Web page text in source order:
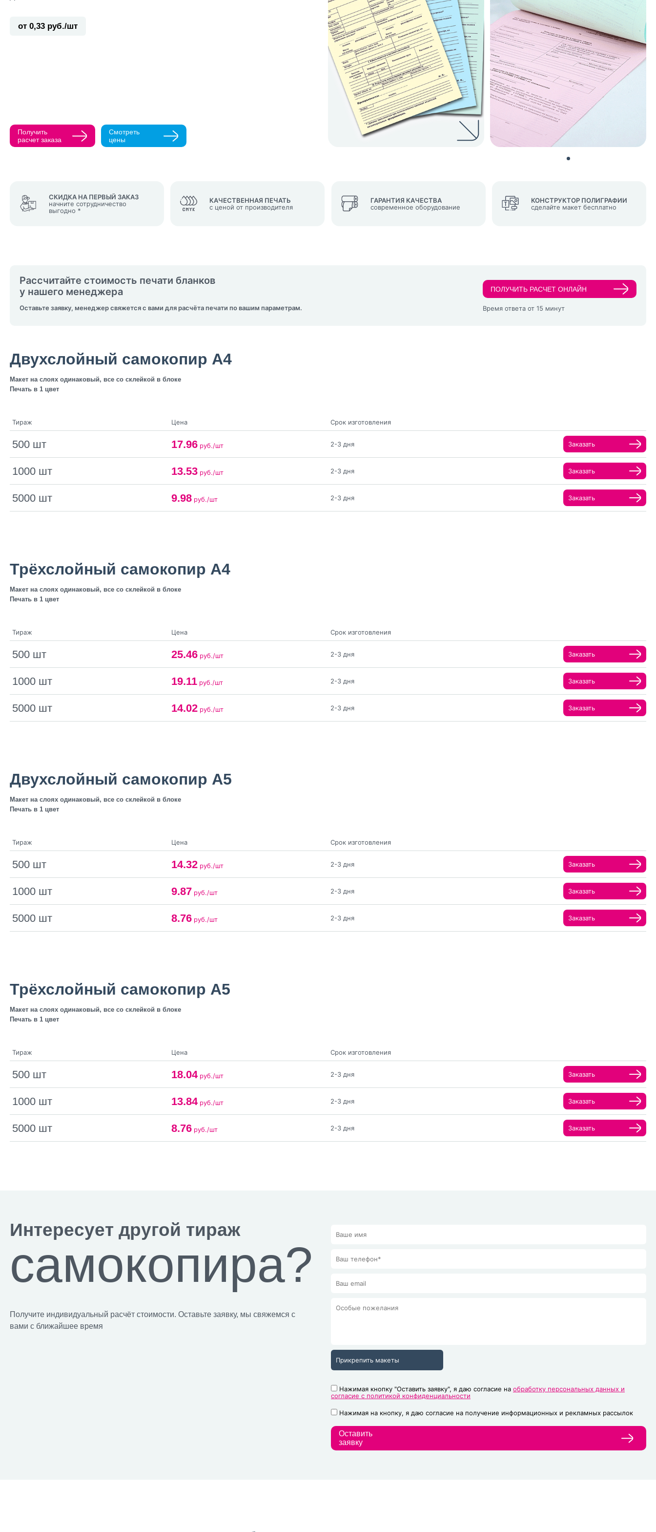
от 0,33 руб./шт
Получить
расчет заказа
Смотреть
цены
СКИДКА НА ПЕРВЫЙ ЗАКАЗ
начните сотрудничество
выгодно *
КАЧЕСТВЕННАЯ ПЕЧАТЬ
с ценой от производителя
ГАРАНТИЯ КАЧЕСТВА
современное оборудование
КОНСТРУКТОР ПОЛИГРАФИИ
сделайте макет бесплатно
Рассчитайте стоимость печати бланков
у нашего менеджера
Оставьте заявку, менеджер свяжется с вами для расчёта печати по вашим параметрам.
ПОЛУЧИТЬ РАСЧЕТ ОНЛАЙН
Время ответа от 15 минут
Двухслойный самокопир A4
Макет на слоях одинаковый, все со склейкой в блоке
Печать в 1 цвет
Тираж Цена Срок изготовления
500 шт 17.96 руб./шт 2-3 дня Заказать
1000 шт 13.53 руб./шт 2-3 дня Заказать
5000 шт 9.98 руб./шт 2-3 дня Заказать
Трёхслойный самокопир A4
Макет на слоях одинаковый, все со склейкой в блоке
Печать в 1 цвет
Тираж Цена Срок изготовления
500 шт 25.46 руб./шт 2-3 дня Заказать
1000 шт 19.11 руб./шт 2-3 дня Заказать
5000 шт 14.02 руб./шт 2-3 дня Заказать
Двухслойный самокопир A5
Макет на слоях одинаковый, все со склейкой в блоке
Печать в 1 цвет
Тираж Цена Срок изготовления
500 шт 14.32 руб./шт 2-3 дня Заказать
1000 шт 9.87 руб./шт 2-3 дня Заказать
5000 шт 8.76 руб./шт 2-3 дня Заказать
Трёхслойный самокопир A5
Макет на слоях одинаковый, все со склейкой в блоке
Печать в 1 цвет
Тираж Цена Срок изготовления
500 шт 18.04руб./шт 2-3 дня Заказать
1000 шт 13.84руб./шт 2-3 дня Заказать
5000 шт 8.76 руб./шт 2-3 дня Заказать
Интересует другой тираж
самокопира?
Получите индивидуальный расчёт стоимости. Оставьте заявку, мы свяжемся с
вами с ближайшее время
Прикрепить макеты
Нажимая кнопку "Оставить заявку", я даю согласие на обработку персональных данных и
согласие с политикой конфиденциальности
Нажимая на кнопку, я даю согласие на получение информационных и рекламных рассылок
Оставить
заявку
Нажимая кнопку "Оставить заявку", я даю согласие на
обработку персональных данных и согласие с
политикой конфиденциальности